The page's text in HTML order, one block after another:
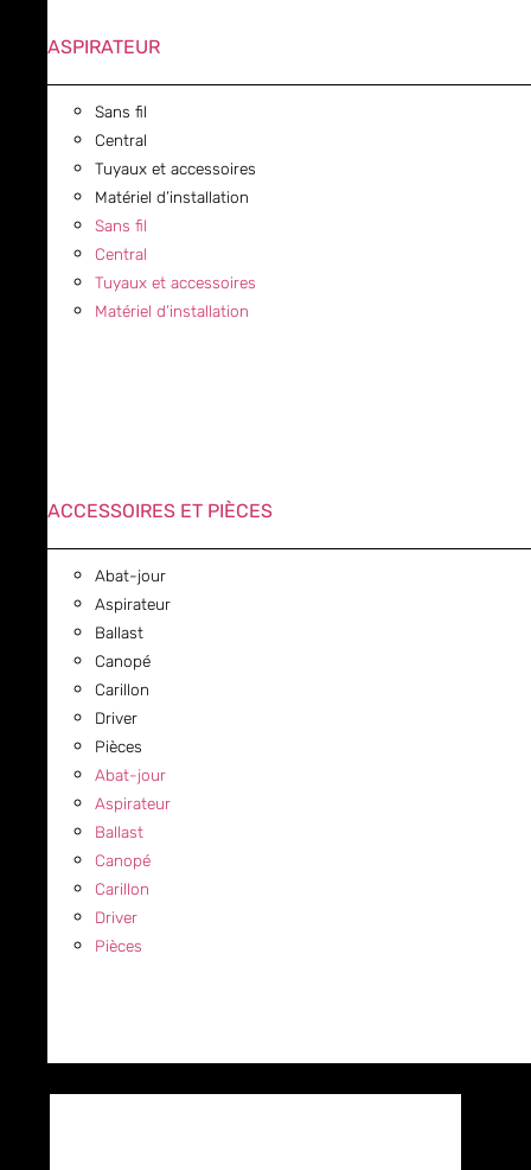
ASPIRATEUR
Sans fil
Central
Tuyaux et accessoires
Matériel d’installation
Sans fil
Central
Tuyaux et accessoires
Matériel d’installation
ACCESSOIRES ET PIÈCES
Abat-jour
Aspirateur
Ballast
Canopé
Carillon
Driver
Pièces
Abat-jour
Aspirateur
Ballast
Canopé
Carillon
Driver
Pièces